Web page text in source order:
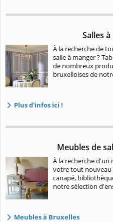
Salles
À la recherche de
salle à manger ?
de nombreux
bruxelloises de
Plus d'infos ici !
Meubles de
À la recherche d'un
votre tout nouveau
canapé,
notre sélection
Meubles à Bruxelles